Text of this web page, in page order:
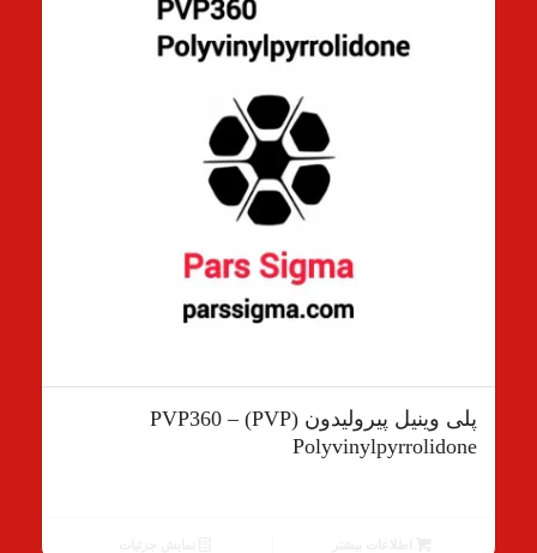
پلی وینیل پیرولیدون (PVP) PVP360 –
Polyvinylpyrrolidone